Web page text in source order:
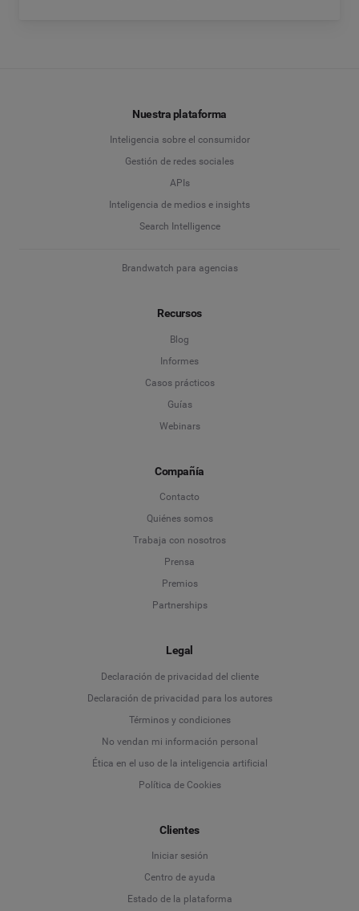
Nuestra plataforma
Inteligencia sobre el consumidor
Gestión de redes sociales
APIs
Inteligencia de medios e insights
Search Intelligence
Brandwatch para agencias
Recursos
Blog
Informes
Casos prácticos
Guías
Webinars
Compañía
Contacto
Quiénes somos
Trabaja con nosotros
Prensa
Premios
Partnerships
Legal
Declaración de privacidad del cliente
Declaración de privacidad para los autores
Términos y condiciones
No vendan mi información personal
Ética en el uso de la inteligencia artificial
Política de Cookies
Clientes
Iniciar sesión
Centro de ayuda
Estado de la plataforma